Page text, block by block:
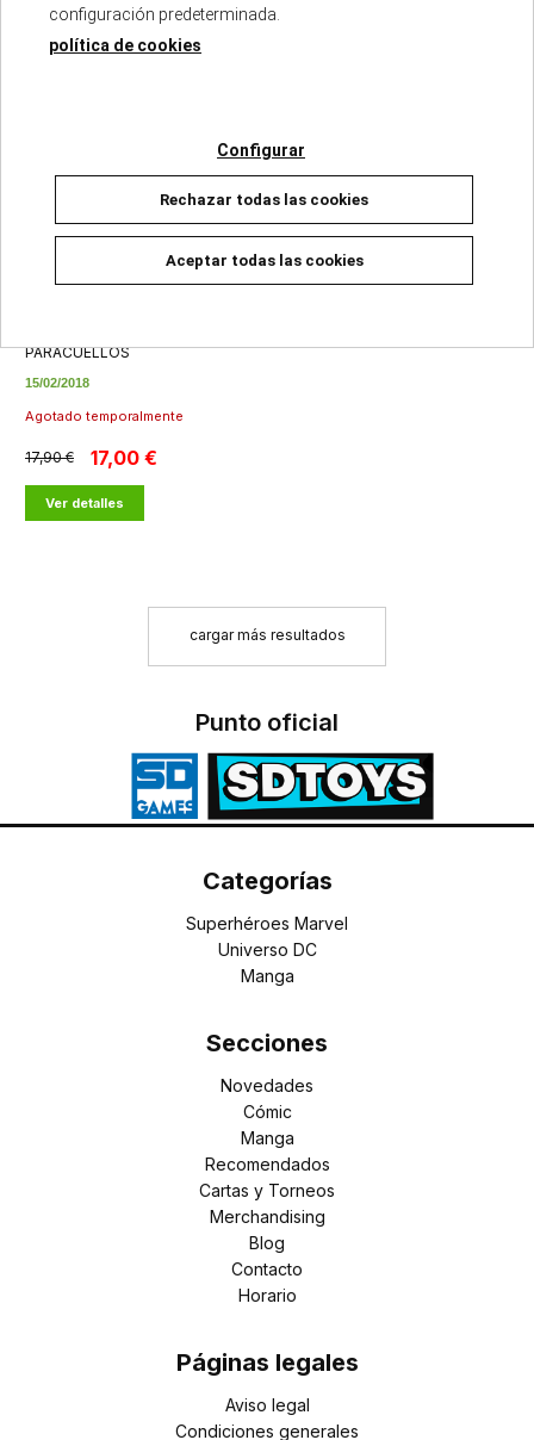
PARACUELLOS
15/02/2018
Agotado temporalmente
17,90 € 17,00 €
Ver detalles
cargar más resultados
Punto oficial
Categorías
Superhéroes Marvel
Universo DC
Manga
Secciones
Novedades
Cómic
Manga
Recomendados
Cartas y Torneos
Merchandising
Blog
Contacto
Horario
Páginas legales
Aviso legal
Condiciones generales
configuración predeterminada.
política de cookies
Configurar
Rechazar todas las cookies
Aceptar todas las cookies